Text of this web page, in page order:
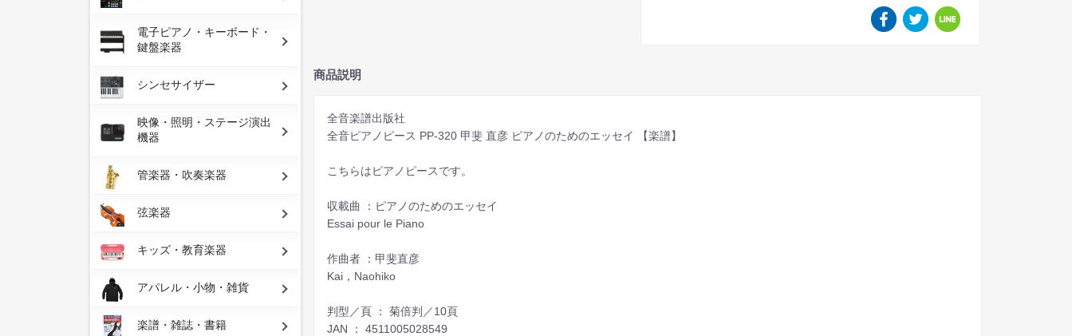
電子ピアノ・キーボード・
鍵盤楽器
シンセサイザー
映像・照明・ステージ演出
機器
管楽器・吹奏楽器
弦楽器
キッズ・教育楽器
アパレル・小物・雑貨
楽譜・雑誌・書籍
商品説明
全音楽譜出版社
全音ピアノピース PP-320 甲斐 直彦 ピアノのためのエッセイ 【楽譜】
こちらはピアノピースです。
収載曲 ：ピアノのためのエッセイ
Essai pour le Piano
作曲者 ：甲斐直彦
Kai，Naohiko
判型／頁 ： 菊倍判／10頁
JAN ： 4511005028549